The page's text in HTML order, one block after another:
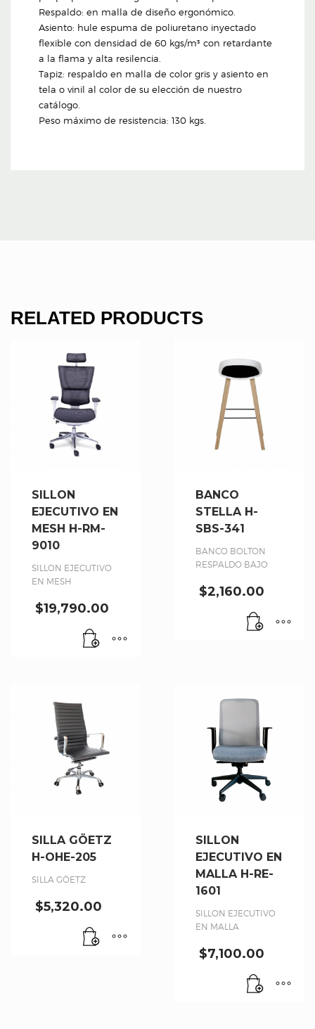
Respaldo: en malla de diseño ergonómico.
Asiento: hule espuma de poliuretano inyectado
flexible con densidad de 60 kgs/m³ con retardante
a la flama y alta resilencia.
Tapiz: respaldo en malla de color gris y asiento en
tela o vinil al color de su elección de nuestro
catálogo.
Peso máximo de resistencia: 130 kgs.
RELATED PRODUCTS
SILLON
EJECUTIVO EN
MESH H-RM-
9010
SILLON EJECUTIVO
EN MESH
$19,790.00
BANCO
STELLA H-
SBS-341
BANCO BOLTON
RESPALDO BAJO
$2,160.00
SILLA GÖETZ
H-OHE-205
SILLA GÖETZ
$5,320.00
SILLON
EJECUTIVO EN
MALLA H-RE-
1601
SILLON EJECUTIVO
EN MALLA
$7,100.00